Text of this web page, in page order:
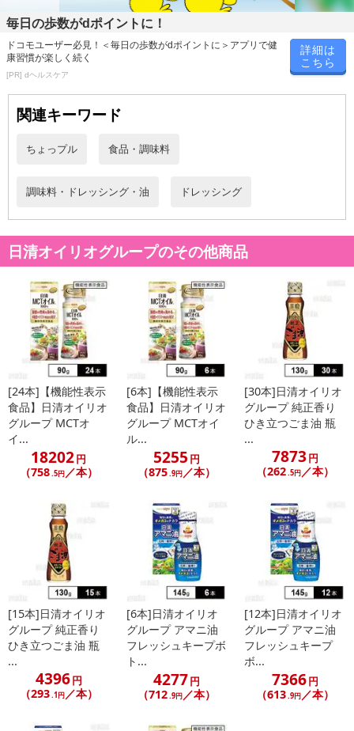
い。
これらの画像は日清オイリオグループ株式会社が作成・提供したも
のです
本サイトに掲載されているすべての画像の著作権は日清オイリオグ
ループ株式会社に帰属しており、無断での複製、転載、転用等の二
次利用を固く禁じます。
【日清やみつきオイル カレーオイル】
日清やみつきオイルは、いつもの料理を、かけるだけで簡単にみん
なが大好きな「やみつき味」にしてしまう調味料です。
料理の仕上げにかけたり、油として炒め物や焼き物に使ってももち
塩や砂糖が入っていないので、食べている途中でかけて味変に使っ
ても、料理の味は濃くせずに、やみつく風味だけをプラスできま
常温で保管可能ですので、食卓において、いろいろな料理に気軽に
かけてお使いください。
カレーオイルは、ピラフやうどん、野菜炒めなどにもおすすめで
す。
【日清やみつきオイル アジアンパクチー】
日清やみつきオイルは、いつもの料理を、かけるだけで簡単にみん
なが大好きな「やみつき味」にしてしまう調味料です。
料理の仕上げにかけたり、油として炒め物や焼き物に使ってももち
毎日の歩数がdポイントに！
ドコモユーザー必見！＜毎日の歩数がdポイントに＞アプリで健
康習慣が楽しく続く
[PR] dヘルスケア
詳細は
こちら
関連キーワード
ちょっプル 食品・調味料
調味料・ドレッシング・油 ドレッシング
日清オイリオグループのその他商品
[24本]【機能性表示
食品】日清オイリオ
グループ MCTオ
イ...
18202円
（758.5円／本）
[6本]【機能性表示
食品】日清オイリオ
グループ MCTオイ
ル...
5255 円
（875.9円／本）
[30本]日清オイリオ
グループ 純正香り
ひき立つごま油 瓶
...
7873円
（262.5円／本）
[15本]日清オイリオ
グループ 純正香り
ひき立つごま油 瓶
...
4396円
（293.1円／本）
[6本]日清オイリオ
グループ アマニ油
フレッシュキープボ
ト...
4277円
（712.9円／本）
[12本]日清オイリオ
グループ アマニ油
フレッシュキープ
ボ...
7366円
（613.9円／本）